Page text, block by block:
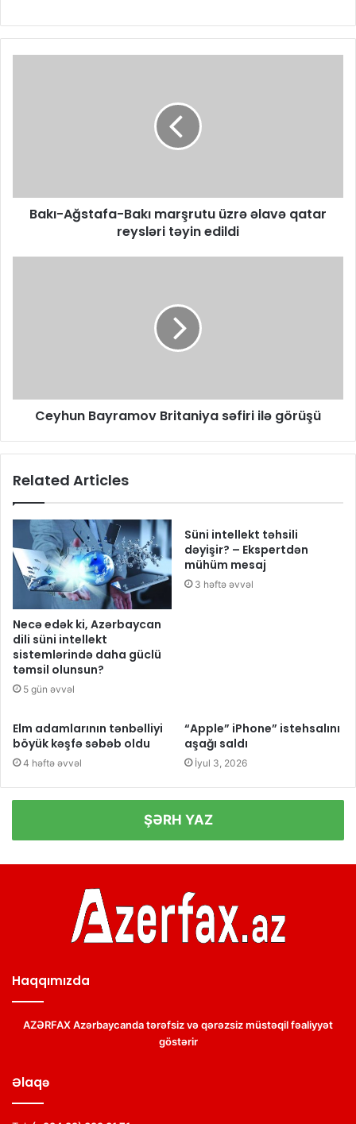
Bakı-Ağstafa-Bakı marşrutu üzrə əlavə qatar
reysləri təyin edildi
Ceyhun Bayramov Britaniya səfiri ilə görüşü
Related Articles
Necə edək ki, Azərbaycan
dili süni intellekt
sistemlərində daha güclü
təmsil olunsun?
5 gün əvvəl
Süni intellekt təhsili
dəyişir? – Ekspertdən
mühüm mesaj
3 həftə əvvəl
Elm adamlarının tənbəlliyi
böyük kəşfə səbəb oldu
4 həftə əvvəl
“Apple” iPhone” istehsalını
aşağı saldı
İyul 3, 2026
ŞƏRH YAZ
Haqqımızda
AZƏRFAX Azərbaycanda tərəfsiz və qərəzsiz müstəqil fəaliyyət
göstərir
Əlaqə